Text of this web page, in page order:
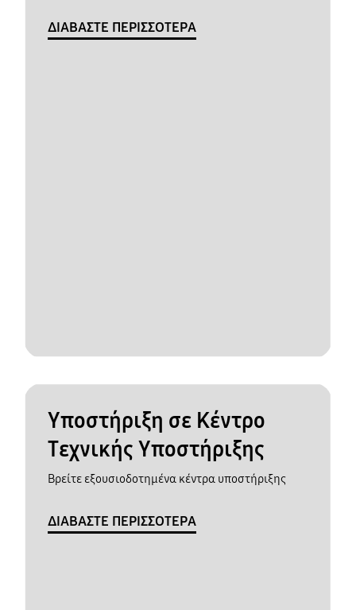
ΔΙΑΒΑΣΤΕ ΠΕΡΙΣΣΟΤΕΡΑ
Υποστήριξη σε Κέντρο
Τεχνικής Υποστήριξης
Βρείτε εξουσιοδοτημένα κέντρα υποστήριξης
ΔΙΑΒΑΣΤΕ ΠΕΡΙΣΣΟΤΕΡΑ